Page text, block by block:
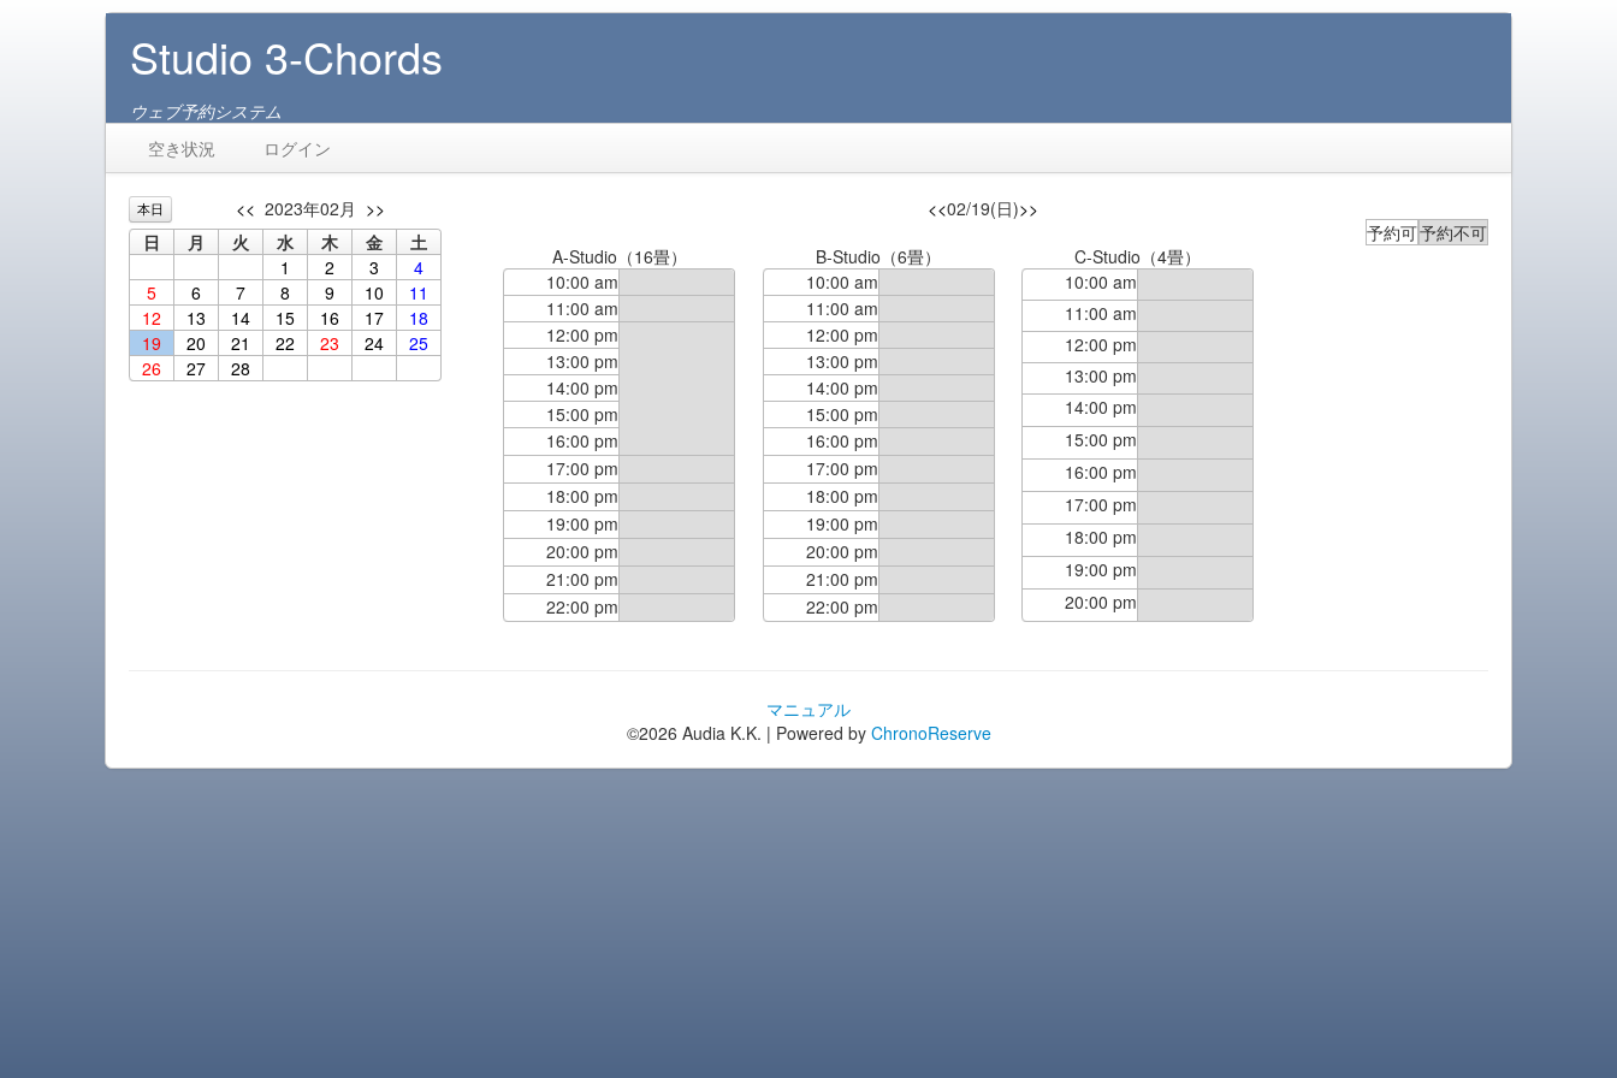
Studio 3-Chords
ウェブ予約システム
空き状況
ログイン
本日 << 2023年02月 >>
日
月 火 水 木 金
土
1
2 3
4
5
6 7 8 9 10
11
12
13 14 15 16 17
18
19
20 21 22 23 24
25
26
27 28
<<02/19(日)>>
予約可予約不可
A-Studio（16畳）
10:00 am
11:00 am
12:00 pm
13:00 pm
14:00 pm
15:00 pm
16:00 pm
17:00 pm
18:00 pm
19:00 pm
20:00 pm
21:00 pm
22:00 pm
B-Studio（6畳）
10:00 am
11:00 am
12:00 pm
13:00 pm
14:00 pm
15:00 pm
16:00 pm
17:00 pm
18:00 pm
19:00 pm
20:00 pm
21:00 pm
22:00 pm
C-Studio（4畳）
10:00 am
11:00 am
12:00 pm
13:00 pm
14:00 pm
15:00 pm
16:00 pm
17:00 pm
18:00 pm
19:00 pm
20:00 pm
マニュアル
©2026 Audia K.K. | Powered by ChronoReserve